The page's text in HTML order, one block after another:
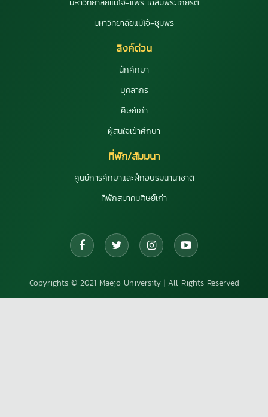
มหาวิทยาลัยแม่โจ้-แพร่ เฉลิมพระเกียรติ
มหาวิทยาลัยแม่โจ้-ชุมพร
ลิงค์ด่วน
นักศึกษา
บุคลากร
ศิษย์เก่า
ผู้สนใจเข้าศึกษา
ที่พัก/สัมมนา
ศูนย์การศึกษาและฝึกอบรมนานาชาติ
ที่พักสมาคมศิษย์เก่า
Copyrights © 2021 Maejo University | All Rights Reserved